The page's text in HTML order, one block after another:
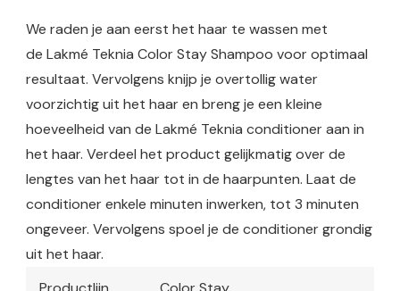
We raden je aan eerst het haar te wassen met
de Lakmé Teknia Color Stay Shampoo voor optimaal
resultaat. Vervolgens knijp je overtollig water
voorzichtig uit het haar en breng je een kleine
hoeveelheid van de Lakmé Teknia conditioner aan in
het haar. Verdeel het product gelijkmatig over de
lengtes van het haar tot in de haarpunten. Laat de
conditioner enkele minuten inwerken, tot 3 minuten
ongeveer. Vervolgens spoel je de conditioner grondig
uit het haar.